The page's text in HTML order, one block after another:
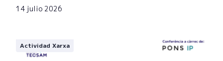
14 julio 2026
Actividad Xarxa